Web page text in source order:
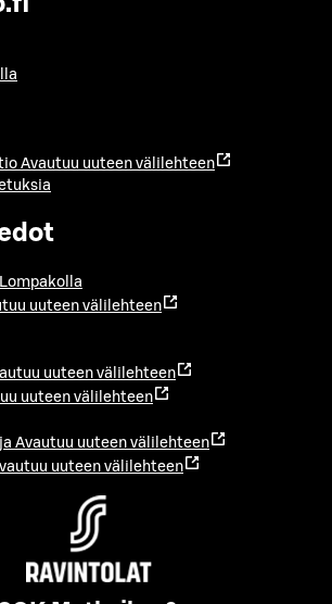
Avautuu uuteen välilehteen
uuteen välilehteen
uuteen välilehteen
uuteen välilehteen
Avautuu uuteen välilehteen
uuteen välilehteen